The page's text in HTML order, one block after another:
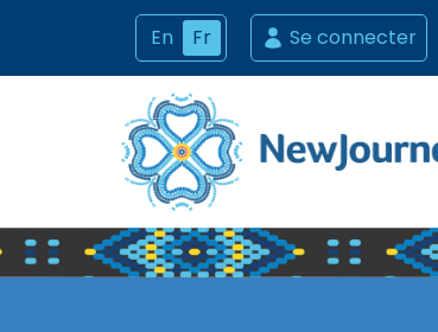
En Fr Se connecter